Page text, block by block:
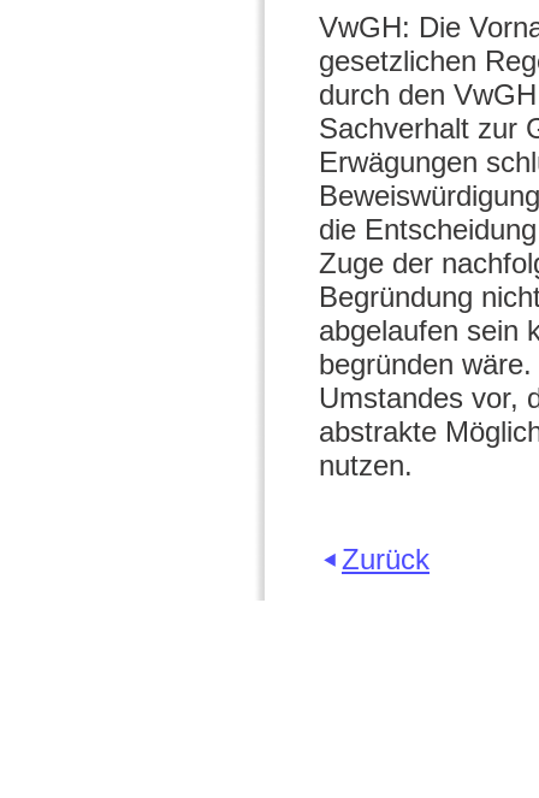
VwGH: Die
gesetzlichen
durch den
Sachverhalt zur
Erwägungen
die
Zuge der
Begründung
abgelaufen sein
begründen
Umstandes vor,
abstrakte
nutzen.
Zurück